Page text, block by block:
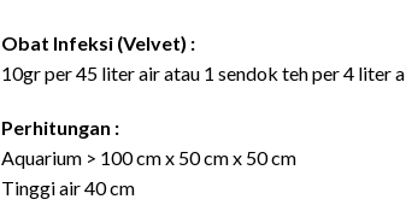
Obat Infeksi (Velvet) :
10gr per 45 liter air atau 1 sendok teh per 4 liter
Perhitungan :
Aquarium > 100 cm x 50 cm x 50 cm
Tinggi air 40 cm